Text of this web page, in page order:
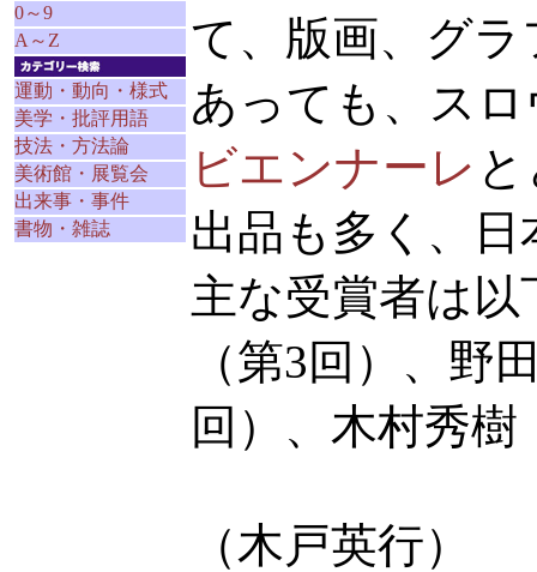
0～9
A～Z
運動・動向・様式
美学・批評用語
技法・方法論
美術館・展覧会
出来事・事件
書物・雑誌
て、版画、グ
あっても、ス
ビエンナーレ
出品も多く、
主な受賞者は
（第3回）、野
回）、木村秀
（木戸英行）